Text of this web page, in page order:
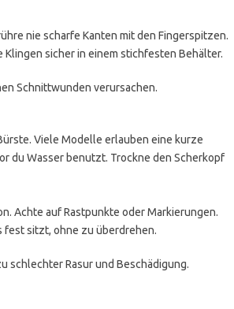
nie scharfe Kanten mit den Fingerspitzen.
Klingen sicher in einem stichfesten Behälter.
Schnittwunden verursachen.
Viele Modelle erlauben eine kurze
du Wasser benutzt. Trockne den Scherkopf
Achte auf Rastpunkte oder Markierungen.
fest sitzt, ohne zu überdrehen.
schlechter Rasur und Beschädigung.